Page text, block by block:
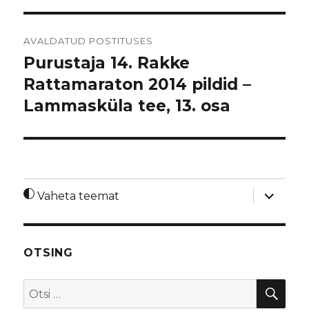
AVALDATUD POSTITUSES
Purustaja 14. Rakke
Rattamaraton 2014 pildid –
Lammasküla tee, 13. osa
Vaheta teemat
laienda
OTSING
Otsi: